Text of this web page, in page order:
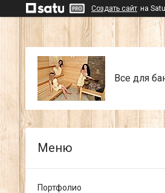
Создать сайт на
Все для
Портфолио